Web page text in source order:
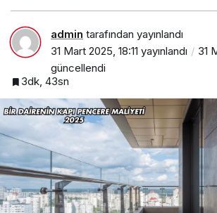
admin tarafından yayınlandı
31 Mart 2025, 18:11 yayınlandı
31
güncellendi
3dk, 43sn